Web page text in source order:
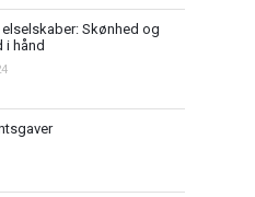
Skønhed og
i hånd